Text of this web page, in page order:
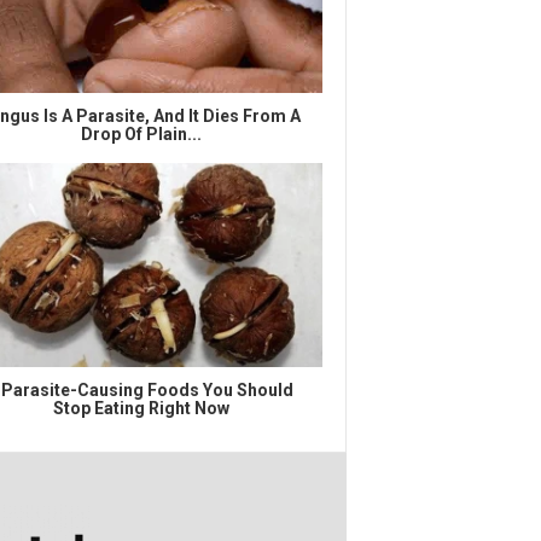
Is A Parasite, And It Dies From A
Drop Of Plain...
Causing Foods You Should
Stop Eating Right Now